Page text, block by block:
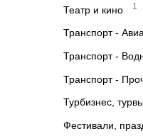
Театр и кино 1
Транспорт -
Транспорт -
Транспорт -
Турбизнес,
Фестивали,